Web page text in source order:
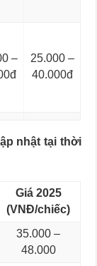
–
25.000 –
40.000đ
nhật tại thời
Giá 2025
(VNĐ/chiếc)
35.000 –
48.000